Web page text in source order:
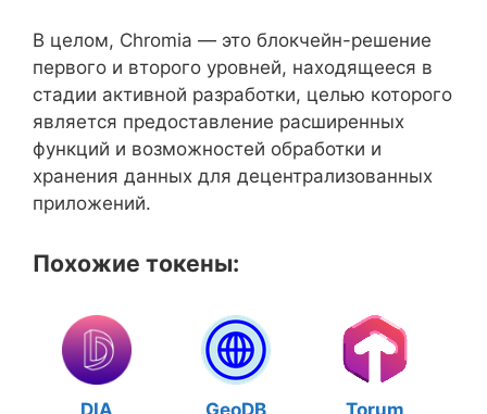
В целом, Chromia — это блокчейн-решение
первого и второго уровней, находящееся в
стадии активной разработки, целью которого
является предоставление расширенных
функций и возможностей обработки и
хранения данных для децентрализованных
приложений.
Похожие токены:
DIA GeoDB Torum